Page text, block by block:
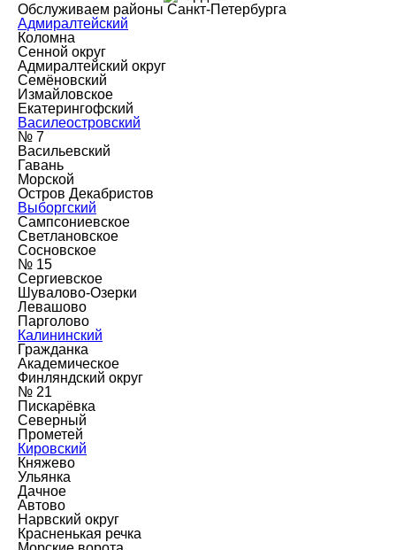
Обслуживаем районы Санкт-Петербурга
Адмиралтейский
Коломна
Сенной округ
Адмиралтейский округ
Семёновский
Измайловское
Екатерингофский
Василеостровский
№ 7
Васильевский
Гавань
Морской
Остров Декабристов
Выборгский
Сампсониевское
Светлановское
Сосновское
№ 15
Сергиевское
Шувалово-Озерки
Левашово
Парголово
Калининский
Гражданка
Академическое
Финляндский округ
№ 21
Пискарёвка
Северный
Прометей
Кировский
Княжево
Ульянка
Дачное
Автово
Нарвский округ
Красненькая речка